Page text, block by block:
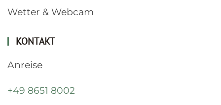
Wetter & Webcam
KONTAKT
Anreise
+49 8651 8002